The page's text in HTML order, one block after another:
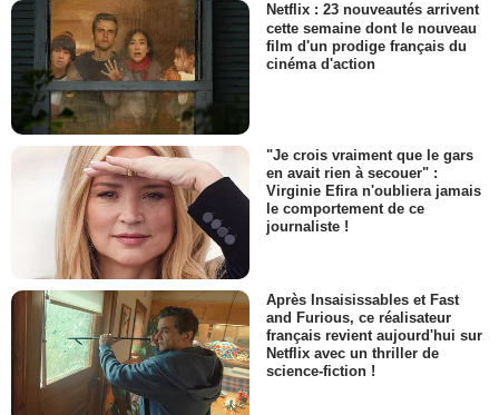
Netflix : 23 nouveautés arrivent
cette semaine dont le nouveau
film d'un prodige français du
cinéma d'action
"Je crois vraiment que le gars
en avait rien à secouer" :
Virginie Efira n'oubliera jamais
le comportement de ce
journaliste !
Après Insaisissables et Fast
and Furious, ce réalisateur
français revient aujourd'hui sur
Netflix avec un thriller de
science-fiction !